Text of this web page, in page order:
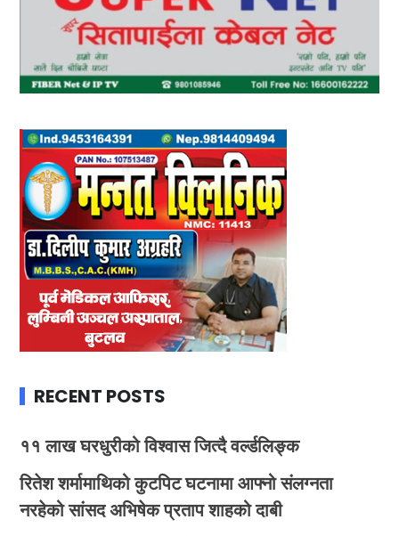
RECENT POSTS
११ लाख घरधुरीको विश्वास जित्दै वर्ल्डलिङ्क
रितेश शर्मामाथिको कुटपिट घटनामा आफ्नो संलग्नता
नरहेको सांसद अभिषेक प्रताप शाहको दाबी